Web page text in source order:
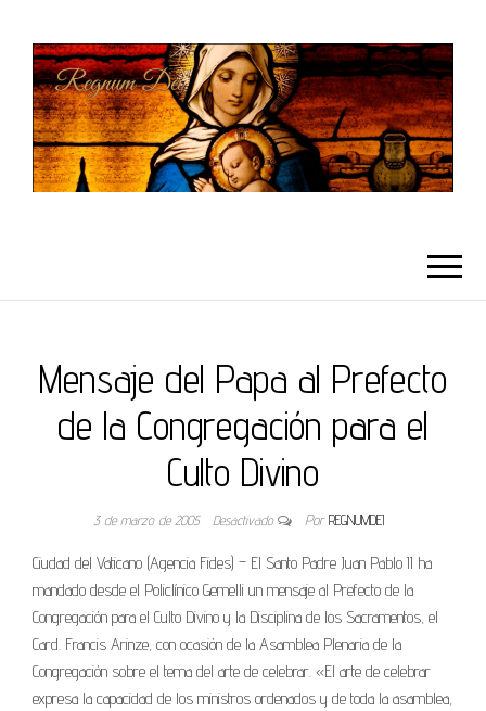
Mensaje del Papa al Prefecto
de la Congregación para el
Culto Divino
3 de marzo de 2005 Desactivado Por REGNUMDEI
Ciudad del Vaticano (Agencia Fides) – El Santo Padre Juan Pablo II ha
mandado desde el Policlínico Gemelli un mensaje al Prefecto de la
Congregación para el Culto Divino y la Disciplina de los Sacramentos, el
Card. Francis Arinze, con ocasión de la Asamblea Plenaria de la
Congregación sobre el tema del arte de celebrar. «El arte de celebrar
expresa la capacidad de los ministros ordenados y de toda la asamblea,